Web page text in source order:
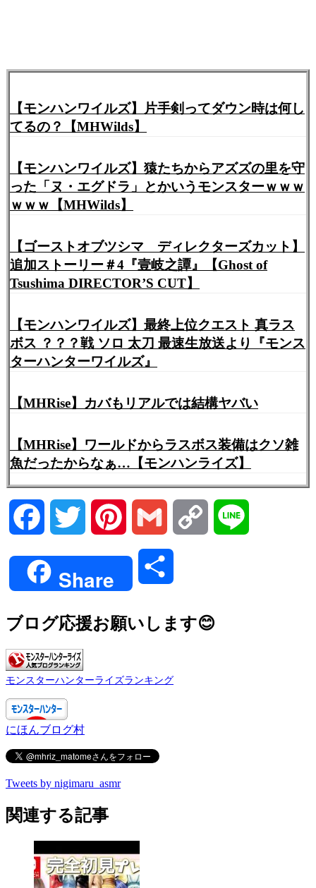
【モンハンワイルズ】片手剣ってダウン時は何し
てるの？【MHWilds】
【モンハンワイルズ】猿たちからアズズの里を守
った「ヌ・エグドラ」とかいうモンスターｗｗｗ
ｗｗｗ【MHWilds】
【ゴーストオブツシマ ディレクターズカット】
追加ストーリー＃4『壹岐之譚』【Ghost of
Tsushima DIRECTOR’S CUT】
【モンハンワイルズ】最終上位クエスト 真ラス
ボス ？？？戦 ソロ 太刀 最速生放送より『モンス
ターハンターワイルズ』
【MHRise】カバもリアルでは結構ヤバい
【MHRise】ワールドからラスボス装備はクソ雑
魚だったからなぁ…【モンハンライズ】
Facebook Twitter Pinterest Gmail Copy
Share
ブログ応援お願いします😊
モンスターハンターライズランキング
にほんブログ村
Tweets by nigimaru_asmr
関連する記事